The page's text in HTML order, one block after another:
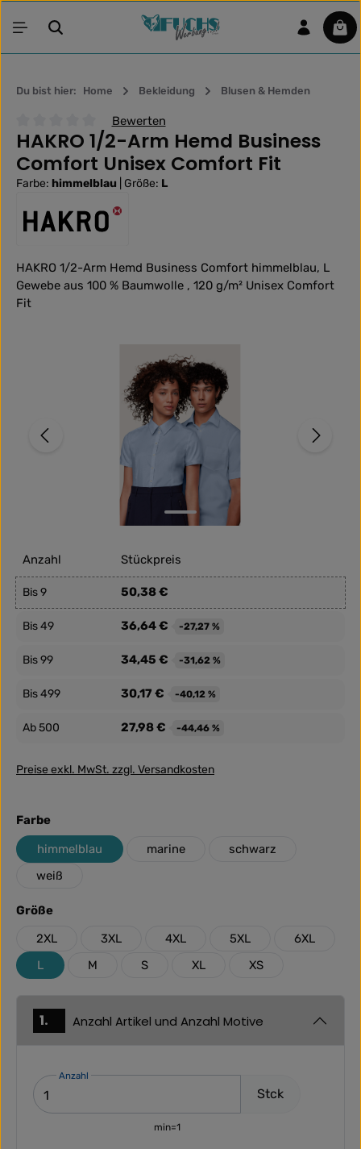
Zum Hauptinhalt springen
Du bist hier: Home Bekleidung Blusen & Hemden
Durchschnittliche Bewertung von 0 von 5 Sternen
Bewerten
HAKRO 1/2-Arm Hemd Business
Comfort Unisex Comfort Fit
Farbe: himmelblau Größe: L
HAKRO 1/2-Arm Hemd Business Comfort himmelblau, L
Gewebe aus 100 % Baumwolle , 120 g/m² Unisex Comfort
Fit
Anzahl Stückpreis
Bis9 50,38 €
Bis49 36,64 € -27,27 %
Bis99 34,45 € -31,62 %
Bis499 30,17 € -40,12 %
Ab500 27,98 € -44,46 %
Preise exkl. MwSt. zzgl. Versandkosten
Farbeauswählen
himmelblau marine
schwarz
weiß
Größeauswählen
2XL
3XL 4XL 5XL
6XL
L
M S XL XS
1. Anzahl Artikel und Anzahl Motive
Anzahl
Stck
min=1